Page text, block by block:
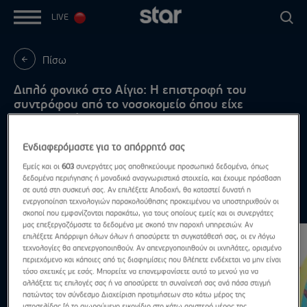
LIVE
Πίσω
Διπλό φονικό στο Αίγιο: Η επιστροφή του
συντρόφου από το νοσοκομείο όπου είχε
μεταφερθεί
Highlights Δες τα όλα
Ενδιαφερόμαστε για το απόρρητό σας
Εμείς και οι603 συνεργάτες μας αποθηκεύουμε προσωπικά δεδομένα, όπως
δεδομένα περιήγησης ή μοναδικά αναγνωριστικά στοιχεία, και έχουμε πρόσβαση
σε αυτά στη συσκευή σας. Αν επιλέξετε Αποδοχή, θα καταστεί δυνατή η
ενεργοποίηση τεχνολογιών παρακολούθησης προκειμένου να υποστηριχθούν οι
σκοποί που εμφανίζονται παρακάτω, για τους οποίους εμείς και οι συνεργάτες
μας επεξεργαζόμαστε τα δεδομένα με σκοπό την παροχή υπηρεσιών. Αν
επιλέξετε Απόρριψη όλων όλων ή αποσύρετε τη συγκατάθεσή σας, οι εν λόγω
τεχνολογίες θα απενεργοποιηθούν. Αν απενεργοποιηθούν οι ιχνηλάτες, ορισμένο
περιεχόμενο και κάποιες από τις διαφημίσεις που βλέπετε ενδέχεται να μην είναι
τόσο σχετικές με εσάς. Μπορείτε να επανεμφανίσετε αυτό το μενού για να
αλλάξετε τις επιλογές σας ή να αποσύρετε τη συναίνεσή σας ανά πάσα στιγμή
πατώντας τον σύνδεσμο Διαχείριση προτιμήσεων στο κάτω μέρος της